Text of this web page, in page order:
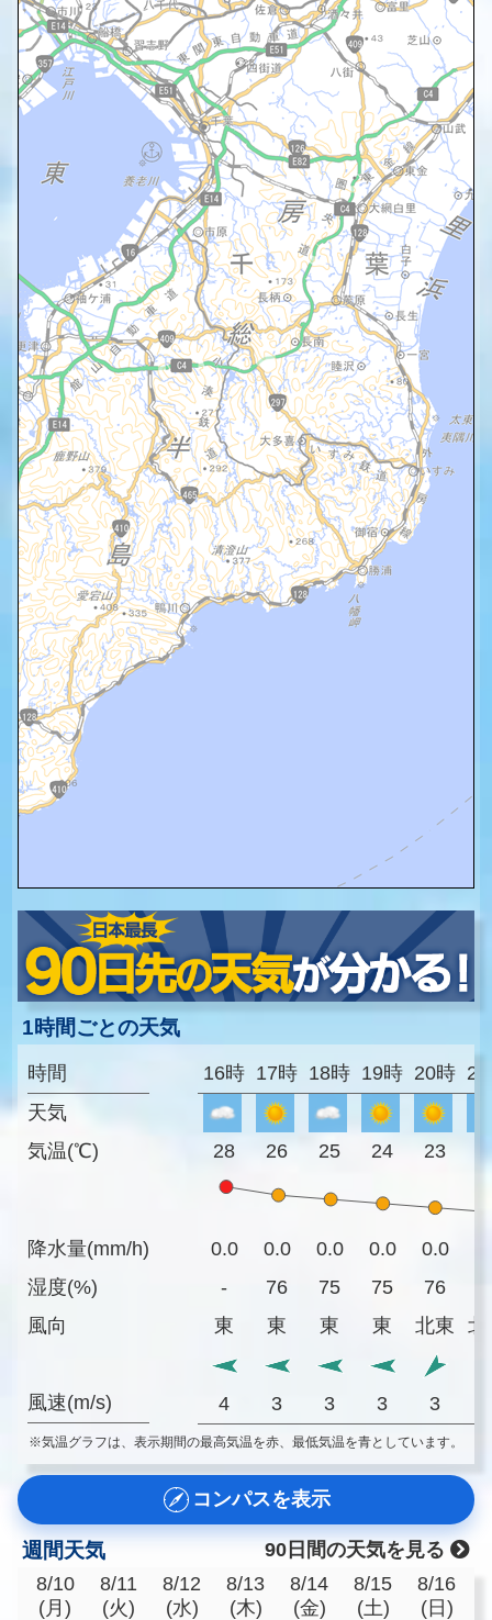
1時間ごとの天気
時間
天気
気温(℃)
降水量(mm/h)
湿度(%)
風向
風速(m/s)
16時 17時 18時 19時 20時
28 26 25 24 23
0.0 0.0 0.0 0.0 0.0
-
76 75 75 76
東
東 東 東 北東 北
4 3 3 3 3
※気温グラフは、表示期間の最高気温を赤、最低気温を青としています。
コンパスを表示
週間天気
90日間の天気を見る
8/10
(月)
8/11
(火)
8/12
(水)
8/13
(木)
8/14
(金)
8/15
(土)
8/16
(日)